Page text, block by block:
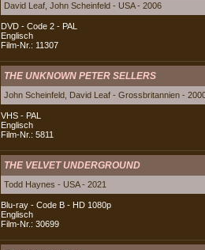
David Leaf, John Scheinfeld - USA - 2006
DVD - Code 2 - PAL
Englisch
Film-Nr.: 11307
THE UNKNOWN PETER SELLERS
John Scheinfeld, David Leaf - Grossbritannien -
VHS - PAL
Englisch
Film-Nr.: 5811
THE VELVET UNDERGROUND
Todd Haynes - USA - 2021
Blu-ray - Code B - HD 1080p
Englisch
Film-Nr.: 30699